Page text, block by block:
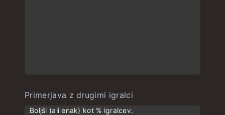
Primerjava z drugimi igralci
Boljši (ali enak) kot % igralcev.